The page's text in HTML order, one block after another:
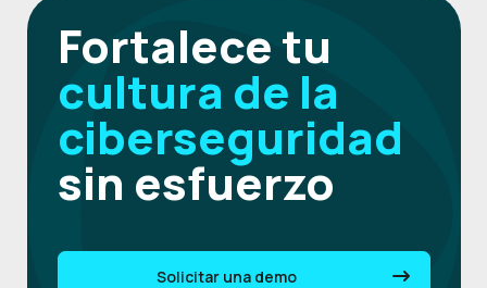
Fortalece tu
cultura de la
ciberseguridad
sin esfuerzo
Solicitar una demo